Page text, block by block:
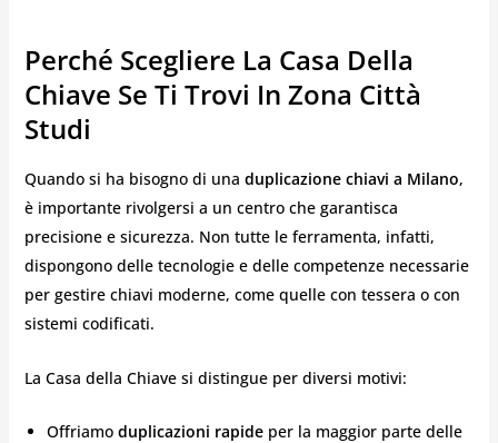
Perché Scegliere La Casa Della
Chiave Se Ti Trovi In Zona Città
Studi
Quando si ha bisogno di una duplicazione chiavi a Milano,
è importante rivolgersi a un centro che garantisca
precisione e sicurezza. Non tutte le ferramenta, infatti,
dispongono delle tecnologie e delle competenze necessarie
per gestire chiavi moderne, come quelle con tessera o con
sistemi codificati.
La Casa della Chiave si distingue per diversi motivi:
Offriamo duplicazioni rapideper la maggior parte delle